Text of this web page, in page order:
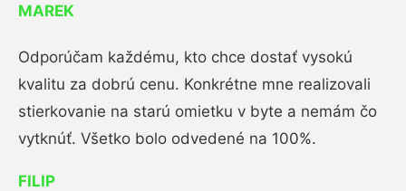
MAREK
Odporúčam každému, kto chce dostať vysokú
kvalitu za dobrú cenu. Konkrétne mne realizovali
stierkovanie na starú omietku v byte a nemám čo
vytknúť. Všetko bolo odvedené na 100%.
FILIP